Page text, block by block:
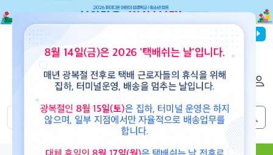
파이디온선교회
0